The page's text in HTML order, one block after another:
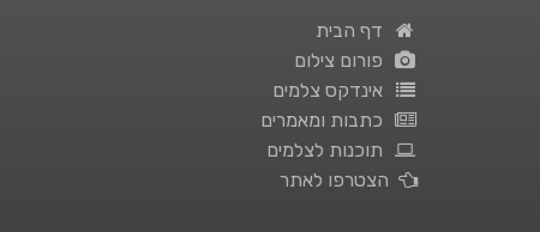
דף הבית
פורום צילום
אינדקס צלמים
כתבות ומאמרים
תוכנות לצלמים
הצטרפו לאתר